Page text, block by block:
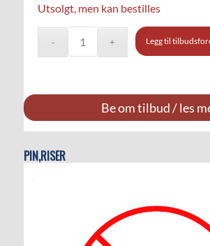
Utsolgt, men kan bestilles
Legg til
Be om tilbud / les
PIN,RISER